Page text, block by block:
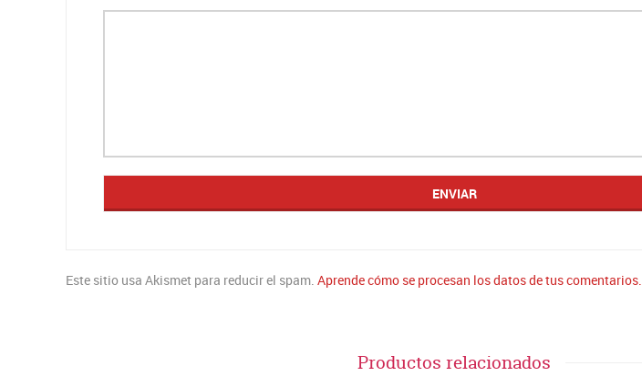
Este sitio usa Akismet para reducir el spam. Aprende cómo se procesan los datos de tus comentarios.
Productos relacionados